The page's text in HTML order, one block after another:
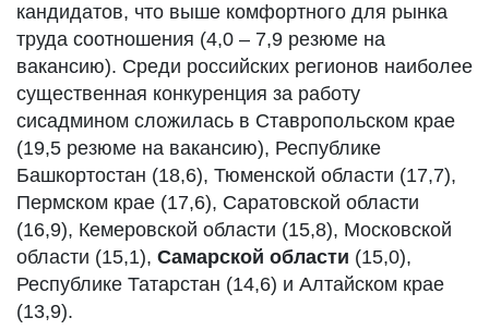
кандидатов, что выше комфортного для рынка
труда соотношения (4,0 – 7,9 резюме на
вакансию). Среди российских регионов наиболее
существенная конкуренция за работу
сисадмином сложилась в Ставропольском крае
(19,5 резюме на вакансию), Республике
Башкортостан (18,6), Тюменской области (17,7),
Пермском крае (17,6), Саратовской области
(16,9), Кемеровской области (15,8), Московской
области (15,1), Самарской области (15,0),
Республике Татарстан (14,6) и Алтайском крае
(13,9).